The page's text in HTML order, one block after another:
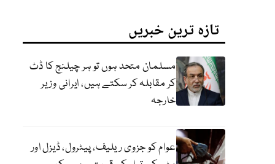
تازہ ترین خبریں
مسلمان متحد ہوں تو ہر چیلنج کا ڈٹ
کر مقابلہ کر سکتے ہیں، ایرانی وزیر
خارجہ
عوام کو جزوی ریلیف، پیٹرول، ڈیزل اور